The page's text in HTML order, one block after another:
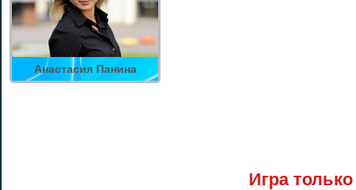
Анастасия Панина
Игра